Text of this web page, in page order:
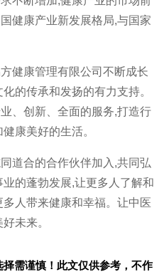
健康产业新发展格局,与国家
健康管理有限公司不断成长
的传承和发扬的有力支持。
、创新、全面的服务,打造行
康美好的生活。
道合的合作伙伴加入,共同弘
的蓬勃发展,让更多人了解和
人带来健康和幸福。让中医
未来。
需谨慎！此文仅供参考，不作